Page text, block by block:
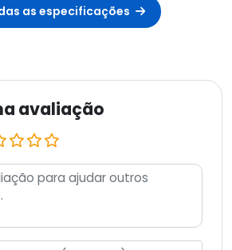
as especificações
avaliação